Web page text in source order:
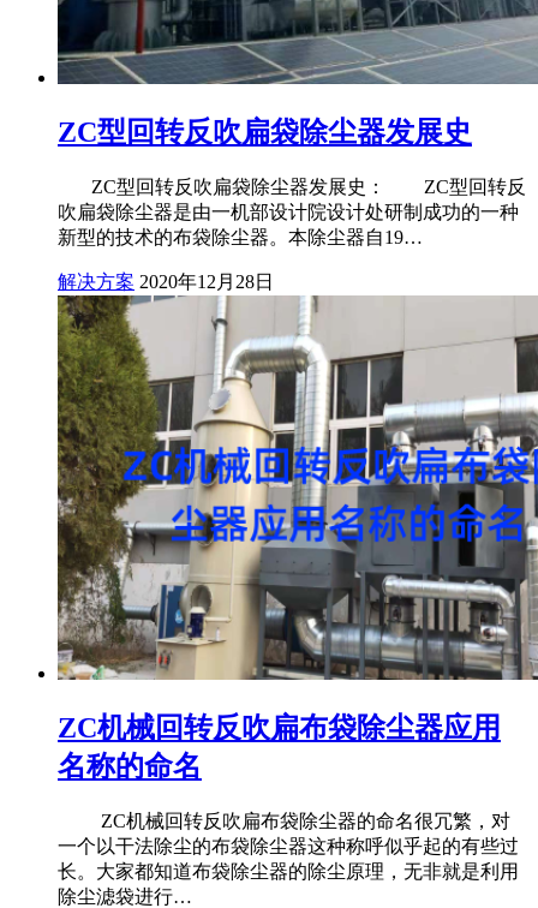
ZC型回转反吹扁袋除尘器发展史
ZC型回转反吹扁袋除尘器发展史： ZC型回转反
吹扁袋除尘器是由一机部设计院设计处研制成功的一种
新型的技术的布袋除尘器。本除尘器自19…
解决方案 2020年12月28日
ZC机械回转反吹扁布袋除尘器应用
名称的命名
ZC机械回转反吹扁布袋除尘器的命名很冗繁，对
一个以干法除尘的布袋除尘器这种称呼似乎起的有些过
长。大家都知道布袋除尘器的除尘原理，无非就是利用
除尘滤袋进行…